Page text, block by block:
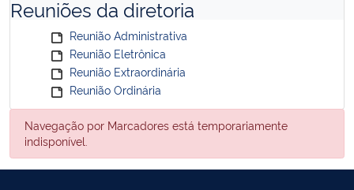
Reuniões da diretoria
Reunião Administrativa
Reunião Eletrônica
Reunião Extraordinária
Reunião Ordinária
Navegação por Marcadores está temporariamente
indisponível.